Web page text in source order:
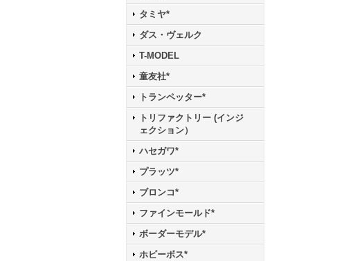
タミヤ*
ダス・ヴェルク
T-MODEL
童友社*
トランペッター*
トリファクトリー (インジ
ェクション）
ハセガワ*
プラッツ*
ブロンコ*
ファインモールド*
ボーダーモデル*
ホビーボス*